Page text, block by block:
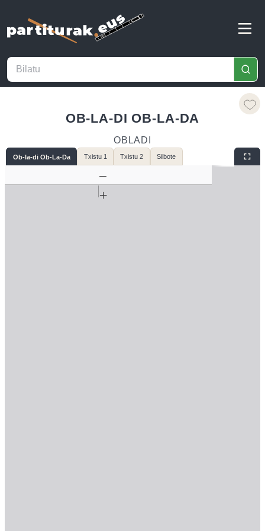
OB-LA-DI OB-LA-DA
OBLADI
Ob-la-di Ob-La-Da Txistu 1 Txistu 2 Silbote